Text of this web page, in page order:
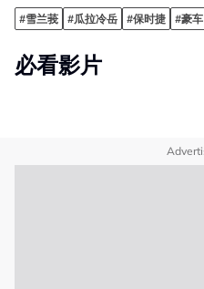
#雪兰莪 #瓜拉冷岳 #保时捷 #豪车
必看影片